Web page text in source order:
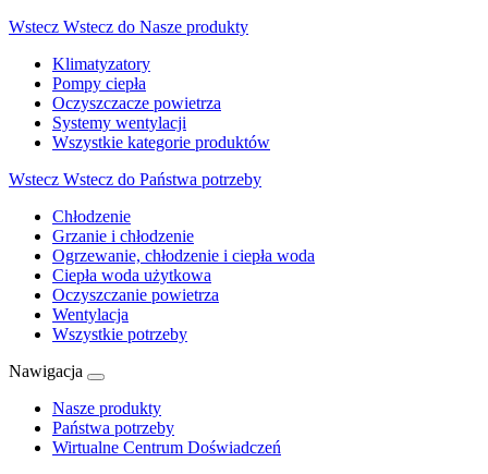
Wstecz Wstecz do Nasze produkty
Klimatyzatory
Pompy ciepła
Oczyszczacze powietrza
Systemy wentylacji
Wszystkie kategorie produktów
Wstecz Wstecz do Państwa potrzeby
Chłodzenie
Grzanie i chłodzenie
Ogrzewanie, chłodzenie i ciepła woda
Ciepła woda użytkowa
Oczyszczanie powietrza
Wentylacja
Wszystkie potrzeby
Nawigacja
Nasze produkty
Państwa potrzeby
Wirtualne Centrum Doświadczeń